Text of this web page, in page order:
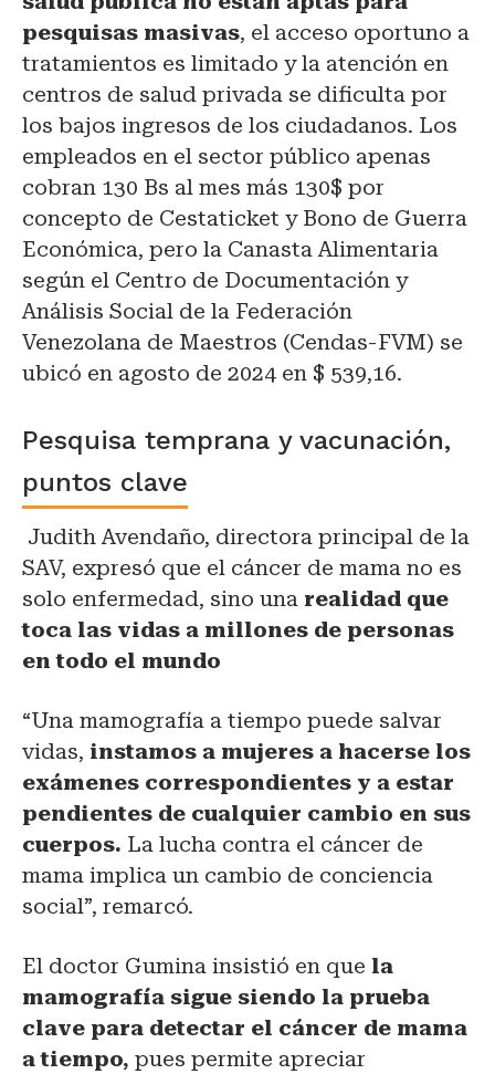
pesquisas masivas, el acceso oportuno a
tratamientos es limitado y la atención en
centros de salud privada se dificulta por
los bajos ingresos de los ciudadanos. Los
empleados en el sector público apenas
cobran 130 Bs al mes más 130$ por
concepto de Cestaticket y Bono de Guerra
Económica, pero la Canasta Alimentaria
según el Centro de Documentación y
Análisis Social de la Federación
Venezolana de Maestros (Cendas-FVM) se
ubicó en agosto de 2024 en $ 539,16.
Pesquisa temprana y vacunación,
puntos clave
Judith Avendaño, directora principal de la
SAV, expresó que el cáncer de mama no es
solo enfermedad, sino una realidad que
toca las vidas a millones de personas
en todo el mundo
“Una mamografía a tiempo puede salvar
vidas, instamos a mujeres a hacerse los
exámenes correspondientes y a estar
pendientes de cualquier cambio en sus
cuerpos. La lucha contra el cáncer de
mama implica un cambio de conciencia
social”, remarcó.
El doctor Gumina insistió en que la
mamografía sigue siendo la prueba
clave para detectar el cáncer de mama
a tiempo, pues permite apreciar